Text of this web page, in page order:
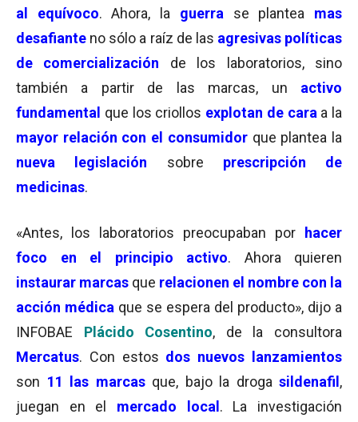
al equívoco. Ahora, la guerra se plantea mas
desafiante no sólo a raíz de las agresivas políticas
de comercialización de los laboratorios, sino
también a partir de las marcas, un activo
fundamental que los criollos explotan de cara a la
mayor relación con el consumidor que plantea la
nueva legislación sobre prescripción de
medicinas.
«Antes, los laboratorios preocupaban por
hacer
foco en el principio activo. Ahora quieren
instaurar marcas que relacionen el nombre con la
acción médica que se espera del producto», dijo a
INFOBAE Plácido Cosentino, de la consultora
Mercatus. Con estos dos nuevos lanzamientos
son 11 las marcasque, bajo la droga sildenafil ,
juegan en el mercado local . La investigación